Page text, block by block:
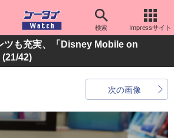
検索 Impressサイト
ツも充実、「Disney Mobile on
(21/42)
次の画像